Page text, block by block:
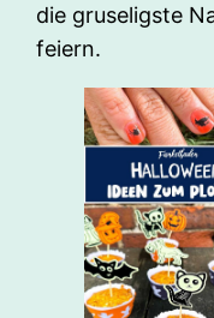
die gruseligste
feiern.